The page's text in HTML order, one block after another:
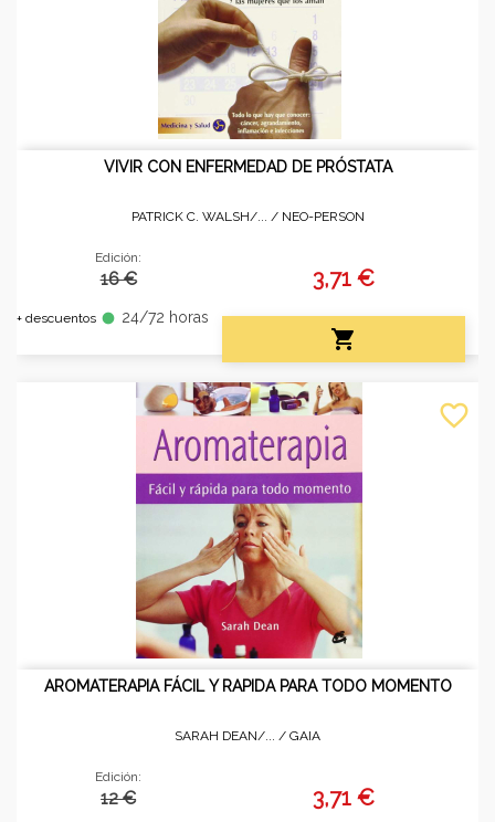
VIVIR CON ENFERMEDAD DE PRÓSTATA
PATRICK C. WALSH/... / NEO-PERSON
Edición:
16 €
+ descuentos fiber_manual_record 24/72 horas
3,71 €

AROMATERAPIA FÁCIL Y RAPIDA PARA TODO MOMENTO
SARAH DEAN/... / GAIA
Edición:
12 € 3,71 €
favorite_border